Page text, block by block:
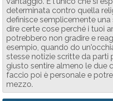
determinata contro quella
definisce semplicemente
dire certe cose perché i tuoi
potrebbero non gradire e
esempio, quando do
stesse notizie scritte da parti
giusto sentire almeno le due
faccio poi è personale e
mezzo.